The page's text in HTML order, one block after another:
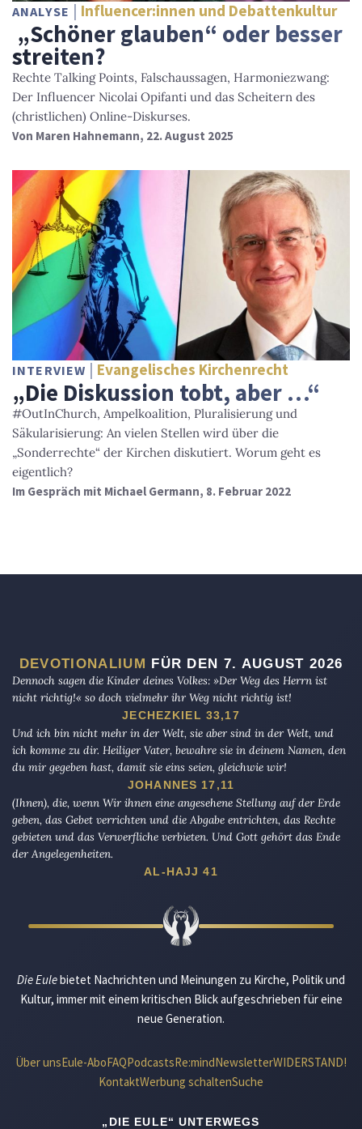
ANALYSE Influencer:innen und Debattenkultur
„Schöner glauben“ oder besser
streiten?
Rechte Talking Points, Falschaussagen, Harmoniezwang:
Der Influencer Nicolai Opifanti und das Scheitern des
(christlichen) Online-Diskurses.
Von Maren Hahnemann, 22. August 2025
INTERVIEW Evangelisches Kirchenrecht
„Die Diskussion tobt, aber …“
#OutInChurch, Ampelkoalition, Pluralisierung und
Säkularisierung: An vielen Stellen wird über die
„Sonderrechte“ der Kirchen diskutiert. Worum geht es
eigentlich?
Im Gespräch mit Michael Germann, 8. Februar 2022
DEVOTIONALIUM FÜR DEN 7. AUGUST 2026
Dennoch sagen die Kinder deines Volkes: »Der Weg des Herrn ist
nicht richtig!« so doch vielmehr ihr Weg nicht richtig ist!
JECHEZKIEL 33,17
Und ich bin nicht mehr in der Welt, sie aber sind in der Welt, und
ich komme zu dir. Heiliger Vater, bewahre sie in deinem Namen, den
du mir gegeben hast, damit sie eins seien, gleichwie wir!
JOHANNES 17,11
(Ihnen), die, wenn Wir ihnen eine angesehene Stellung auf der Erde
geben, das Gebet verrichten und die Abgabe entrichten, das Rechte
gebieten und das Verwerfliche verbieten. Und Gott gehört das Ende
der Angelegenheiten.
AL-HAJJ 41
Die Eulebietet Nachrichten und Meinungen zu Kirche, Politik und
Kultur, immer mit einem kritischen Blick aufgeschrieben für eine
neue Generation.
Über unsEule-AboFAQPodcastsRe:mindNewsletterWIDERSTAND!
KontaktWerbung schaltenSuche
„DIE EULE“ UNTERWEGS